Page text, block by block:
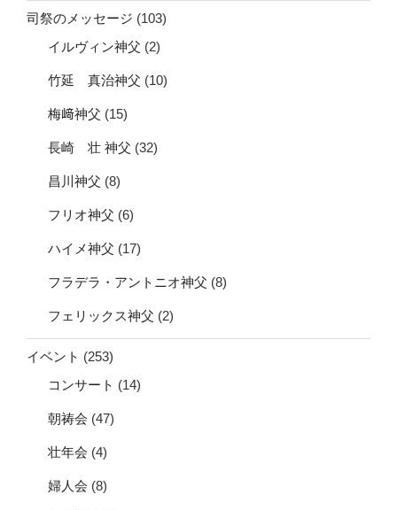
司祭のメッセージ (103)
イルヴィン神父 (2)
竹延 真治神父 (10)
梅﨑神父 (15)
長崎 壮 神父 (32)
昌川神父 (8)
フリオ神父 (6)
ハイメ神父 (17)
フラデラ・アントニオ神父 (8)
フェリックス神父 (2)
イベント (253)
コンサート (14)
朝祷会 (47)
壮年会 (4)
婦人会 (8)